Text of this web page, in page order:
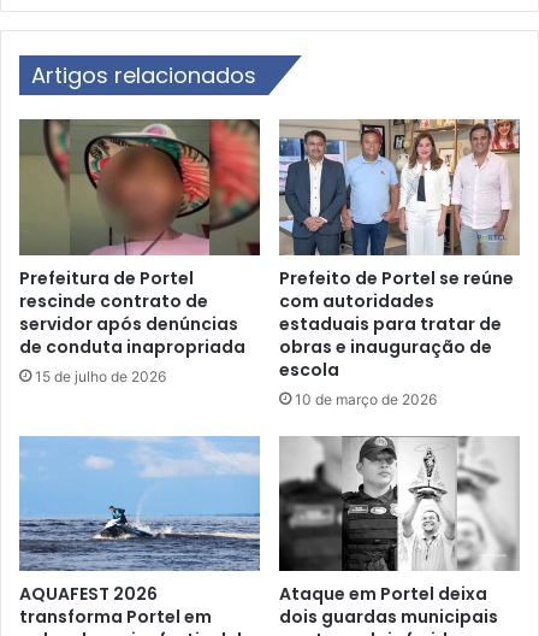
o
n
o
s
o
d
a
s
a
"
,
A
l
i
l
E
a
N
o
v
a
b
u
a
n
c
h
a
Artigos relacionados
Prefeitura de Portel
rescinde contrato de
servidor após denúncias
de conduta inapropriada
15 de julho de 2026
Prefeito de Portel se reúne
com autoridades
estaduais para tratar de
obras e inauguração de
escola
10 de março de 2026
AQUAFEST 2026
transforma Portel em
Ataque em Portel deixa
dois guardas municipais